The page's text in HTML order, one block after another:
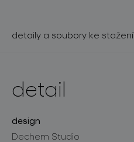
detaily a soubory ke stažení
detail
design
Dechem Studio